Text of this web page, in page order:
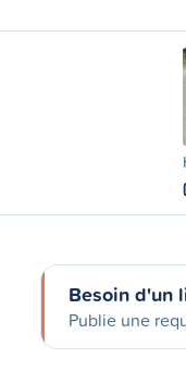
Besoin d'un
Publie une